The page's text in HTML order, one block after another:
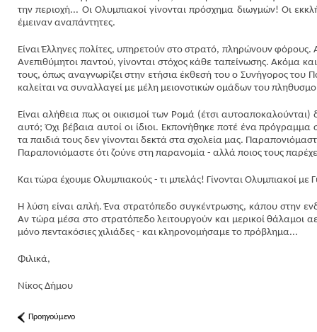
την περιοχή... Οι Ολυμπιακοί γίνονται πρόσχημα διωγμών! Οι
έμειναν αναπάντητες.
Είναι Έλληνες πολίτες, υπηρετούν στο στρατό, πληρώνουν
Ανεπιθύμητοι παντού, γίνονται στόχος κάθε ταπείνωσης. Ακόμα
τους, όπως αναγνωρίζει στην ετήσια έκθεσή του ο Συνήγορος του
καλείται να συναλλαγεί με μέλη μειονοτικών ομάδων του
Είναι αλήθεια πως οι οικισμοί των Ρομά (έτσι
αυτό; Όχι βέβαια αυτοί οι ίδιοι. Εκπονήθηκε ποτέ ένα
τα παιδιά τους δεν γίνονται δεκτά στα σχολεία μας.
Παραπονιόμαστε ότι ζούνε στη παρανομία - αλλά ποιος τους
Και τώρα έχουμε Ολυμπιακούς - τι μπελάς! Γίνονται Ολυμπιακοί
Η λύση είναι απλή. Ένα στρατόπεδο συγκέντρωσης, κάπου στην
Αν τώρα μέσα στο στρατόπεδο λειτουργούν και μερικοί θάλαμοι
μόνο πεντακόσιες χιλιάδες - και κληρονομήσαμε το πρόβλημα...
Φιλικά,
Νίκος Δήμου
Προηγούμενο